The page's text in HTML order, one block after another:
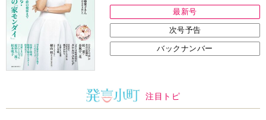
最新号
次号予告
バックナンバー
注目トピ